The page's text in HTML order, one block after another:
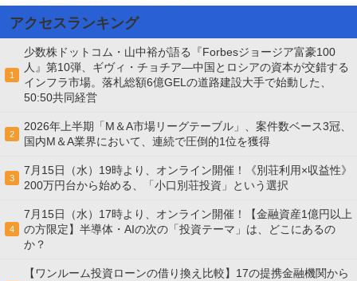
アクセスランキング
1
少数株ドットコム・山中裕が語る『Forbesジョージア富豪100
人』第10弾、ギヴィ・チョチア―中国とロシアの資本が交錯する
インフラ市場。落札総額6億GELの道路建設大手で始動した、
50:50共同経営
2
2026年上半期「M＆A市場リーグテーブル」、案件数ベース3冠、
国内M＆A業界において、連続で圧倒的1位を獲得
3
7月15日（水）19時より、オンライン開催！《別荘利用×収益性》
200万円台から始める、「小口別荘投資」という選択
4
7月15日（水）17時より、オンライン開催！【金融資産1億円以上
の方限定】半導体・AIの次の「投資テーマ」は、どこにあるの
か？
【ワンルーム投資ローンの借り換え比較】17の提携金融機関から